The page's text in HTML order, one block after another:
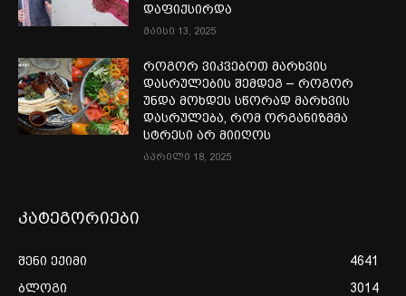
დაფიქსირდა
მაისი 13, 2025
როგორ ვიკვებოთ მარხვის
დასრულების შემდეგ – როგორ
უნდა მოხდეს სწორად მარხვის
დასრულება, რომ ორგანიზმმა
სტრესი არ მიიღოს
აპრილი 18, 2025
კატეგორიები
შენი ექიმი
4641
ბლოგი
3014